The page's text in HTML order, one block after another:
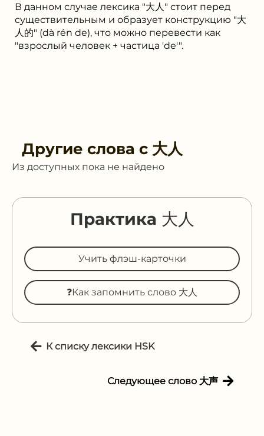
В данном случае лексика "大人" стоит перед
существительным и образует конструкцию "大
人的" (dà rén de), что можно перевести как
"взрослый человек + частица 'de'".
Другие слова с 大人
Из доступных пока не найдено
Практика 大人
Учить флэш-карточки
❓Как запомнить слово 大人
К списку лексики HSK
Следующее слово 大声